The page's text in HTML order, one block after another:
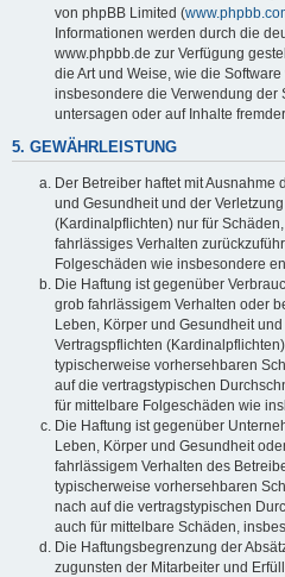
von phpBB Limited (
Informationen werden durch die
www.phpbb.de zur Verfügung
die Art und Weise, wie die
insbesondere die Verwendung der
untersagen oder auf Inhalte
5. GEWÄHRLEISTUNG
Der Betreiber haftet mit Ausnahme
und Gesundheit und der
(Kardinalpflichten) nur für
fahrlässiges Verhalten
Folgeschäden wie insbesondere
Die Haftung ist gegenüber
grob fahrlässigem Verhalten oder
Leben, Körper und Gesundheit
Vertragspflichten
typischerweise vorhersehbaren
auf die vertragstypischen
für mittelbare Folgeschäden wie
Die Haftung ist gegenüber
Leben, Körper und Gesundheit
fahrlässigem Verhalten des
typischerweise vorhersehbaren
nach auf die vertragstypischen
auch für mittelbare Schäden,
Die Haftungsbegrenzung der
zugunsten der Mitarbeiter und